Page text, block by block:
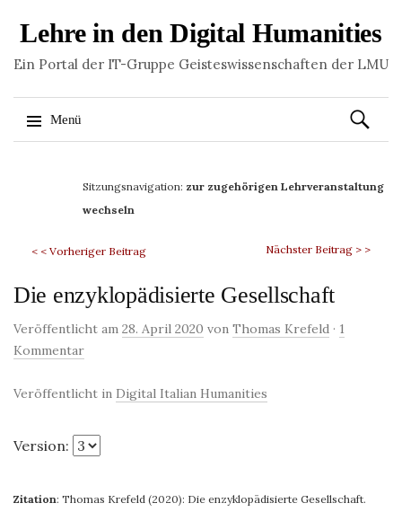
Lehre in den Digital Humanities
Ein Portal der IT-Gruppe Geisteswissenschaften der LMU
Menü
Suchen
nach:
Sitzungsnavigation: zur zugehörigen Lehrveranstaltung
wechseln
< < Vorheriger Beitrag Nächster Beitrag > >
Die enzyklopädisierte Gesellschaft
Veröffentlicht am 28. April 2020 von Thomas Krefeld · 1
Kommentar
Veröffentlicht in Digital Italian Humanities
Version:
Zitation: Thomas Krefeld (2020): Die enzyklopädisierte Gesellschaft.